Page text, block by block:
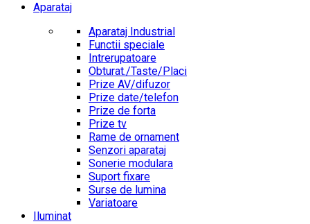
Aparataj
Aparataj Industrial
Functii speciale
Intrerupatoare
Obturat./Taste/Placi
Prize AV/difuzor
Prize date/telefon
Prize de forta
Prize tv
Rame de ornament
Senzori aparataj
Sonerie modulara
Suport fixare
Surse de lumina
Variatoare
Iluminat